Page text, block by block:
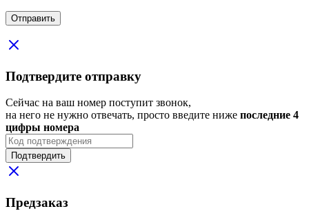
Подтвердите отправку
Сейчас на ваш номер поступит звонок,
на него не нужно отвечать, просто введите ниже последние 4
цифры номера
Подтвердить
Предзаказ